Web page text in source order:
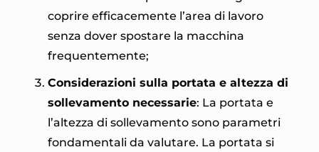
coprire efficacemente l’area di lavoro
senza dover spostare la macchina
frequentemente;
Considerazioni sulla portata e altezza di
sollevamento necessarie: La portata e
l’altezza di sollevamento sono parametri
fondamentali da valutare. La portata si